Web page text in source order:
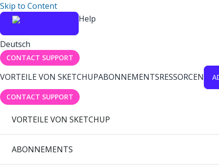
Skip to Content
Help
Deutsch
CONTACT SUPPORT
VORTEILE VON SKETCHUPABONNEMENTSRESSORCEN
CONTACT SUPPORT
VORTEILE VON SKETCHUP
ABONNEMENTS